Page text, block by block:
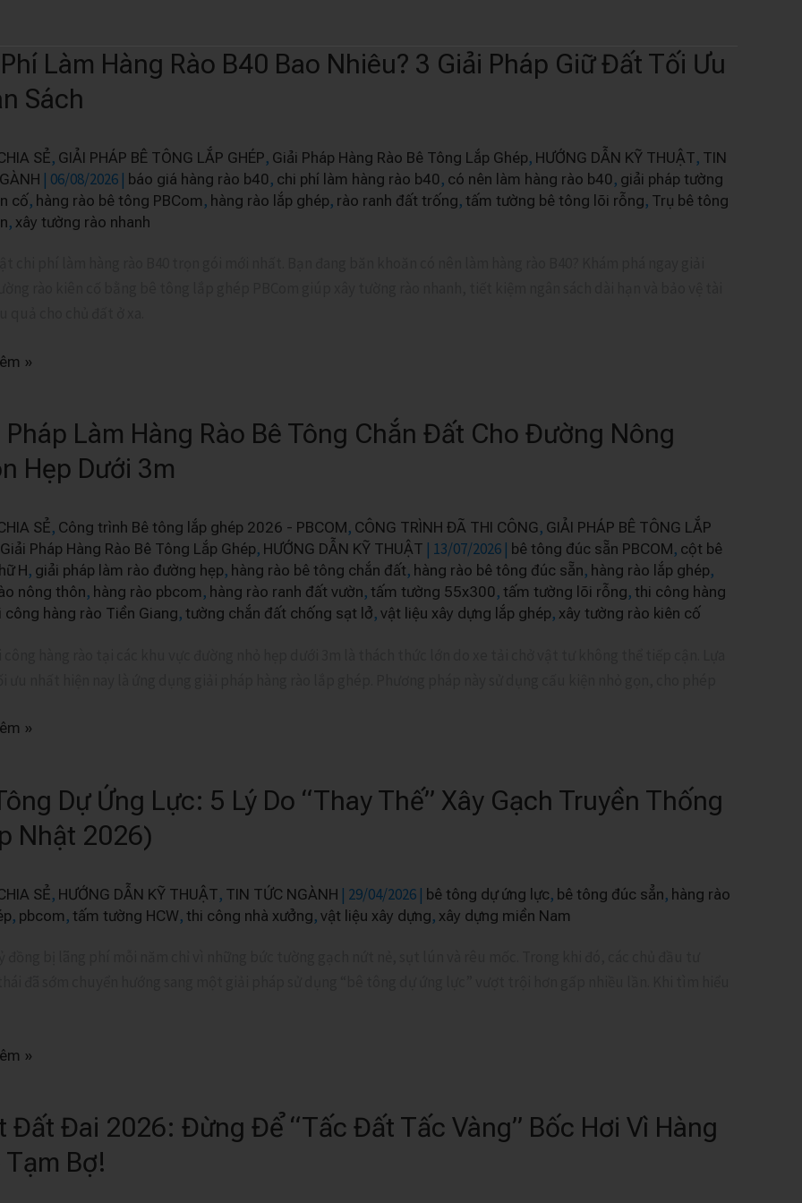
Làm Hàng Rào B40 Bao Nhiêu? 3 Giải Pháp Giữ Đất Tối Ưu
Sách
SẺ, GIẢI PHÁP BÊ TÔNG LẮP GHÉP, Giải Pháp Hàng Rào Bê Tông Lắp Ghép, HƯỚNG DẪN KỸ THUẬT, TIN
| 06/08/2026 | báo giá hàng rào b40, chi phí làm hàng rào b40, có nên làm hàng rào b40, giải pháp tường
cố, hàng rào bê tông PBCom , hàng rào lắp ghép, rào ranh đất trống, tấm tường bê tông lõi rỗng, Trụ bê tông
, xây tường rào nhanh
»
Pháp Làm Hàng Rào Bê Tông Chắn Đất Cho Đường Nông
Hẹp Dưới 3m
SẺ, Công trình Bê tông lắp ghép 2026 - PBCOM, CÔNG TRÌNH ĐÃ THI CÔNG, GIẢI PHÁP BÊ TÔNG LẮP
Giải Pháp Hàng Rào Bê Tông Lắp Ghép, HƯỚNG DẪN KỸ THUẬT | 13/07/2026 | bê tông đúc sẵn PBCOM, cột bê
H, giải pháp làm rào đường hẹp, hàng rào bê tông chắn đất, hàng rào bê tông đúc sẵn, hàng rào lắp ghép,
nông thôn, hàng rào pbcom , hàng rào ranh đất vườn, tấm tường 55x300, tấm tường lõi rỗng, thi công hàng
công hàng rào Tiền Giang, tường chắn đất chống sạt lở, vật liệu xây dựng lắp ghép, xây tường rào kiên cố
»
Dự Ứng Lực: 5 Lý Do “Thay Thế” Xây Gạch Truyền Thống
Nhật 2026)
SẺ, HƯỚNG DẪN KỸ THUẬT, TIN TỨC NGÀNH | 29/04/2026 | bê tông dự ứng lực, bê tông đúc sẳn, hàng rào
, pbcom , tấm tường HCW, thi công nhà xưởng, vật liệu xây dựng, xây dựng miền Nam
»
Đất Đai 2026: Đừng Để “Tấc Đất Tấc Vàng” Bốc Hơi Vì Hàng
Tạm Bợ!